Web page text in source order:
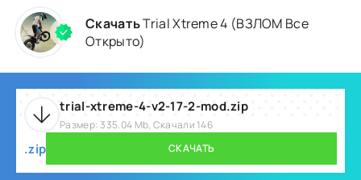
СкачатьTrial Xtreme 4 (ВЗЛОМ Все
Открыто)
trial-xtreme-4-v2-17-2-mod.zip
Размер: 335.04 Mb, Скачали 146
.zip СКАЧАТЬ